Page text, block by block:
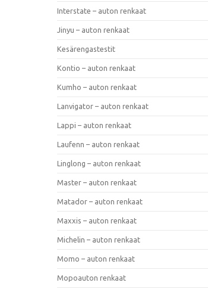
Interstate – auton renkaat
Jinyu – auton renkaat
Kesärengastestit
Kontio – auton renkaat
Kumho – auton renkaat
Lanvigator – auton renkaat
Lappi – auton renkaat
Laufenn – auton renkaat
Linglong – auton renkaat
Master – auton renkaat
Matador – auton renkaat
Maxxis – auton renkaat
Michelin – auton renkaat
Momo – auton renkaat
Mopoauton renkaat